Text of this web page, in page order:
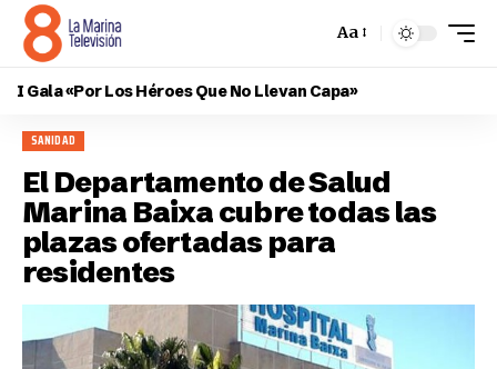
Aa
I Gala «Por Los Héroes Que No Llevan Capa»
SANIDAD
El Departamento de Salud
Marina Baixa cubre todas las
plazas ofertadas para
residentes